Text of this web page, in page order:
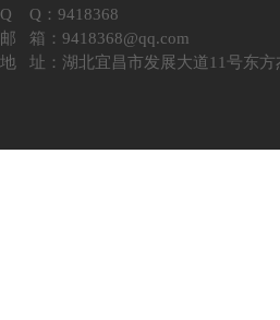
Q Q：9418368
邮 箱：9418368@qq.com
地 址：湖北宜昌市发展大道11号东方